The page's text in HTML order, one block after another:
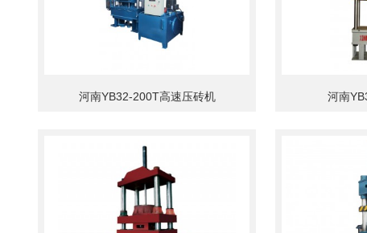
河南YB32-200T高速压砖机 河南